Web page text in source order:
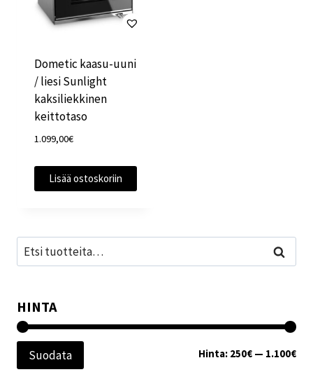
Dometic kaasu-uuni
/ liesi Sunlight
kaksiliekkinen
keittotaso
1.099,00€
Lisää ostoskoriin
Etsi: Haku
HINTA
Suodata Hinta: 250€ — 1.100€